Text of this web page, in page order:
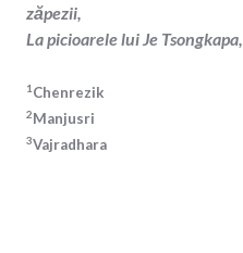
zăpezii,
La picioarele lui Je
1 Chenrezik
2Manjusri
3Vajradhara